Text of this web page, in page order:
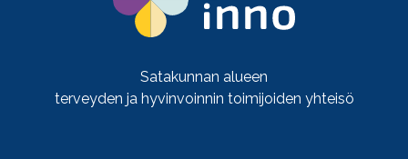
Satakunnan alueen
terveyden ja hyvinvoinnin toimijoiden yhteisö